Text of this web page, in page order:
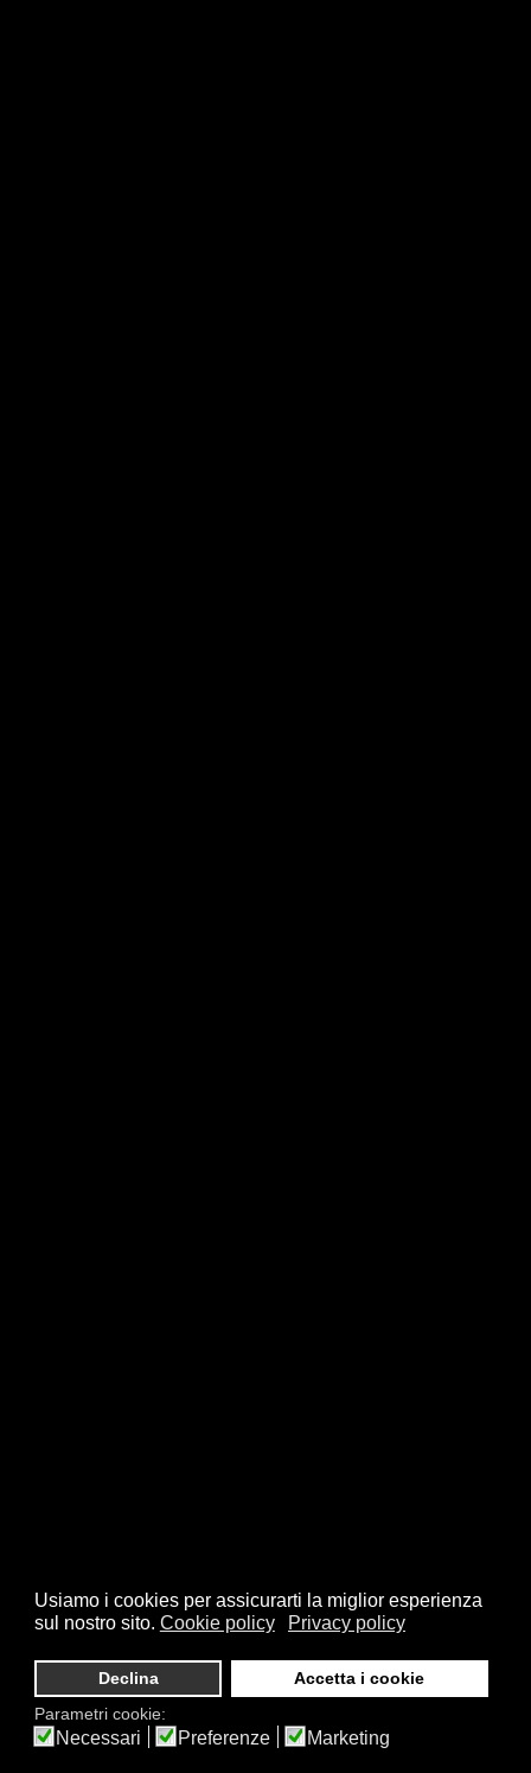
Usiamo i cookies per assicurarti la miglior esperienza
sul nostro sito. Cookie policy Privacy policy
Declina
Accetta i cookie
Parametri cookie:
Necessari Preferenze Marketing